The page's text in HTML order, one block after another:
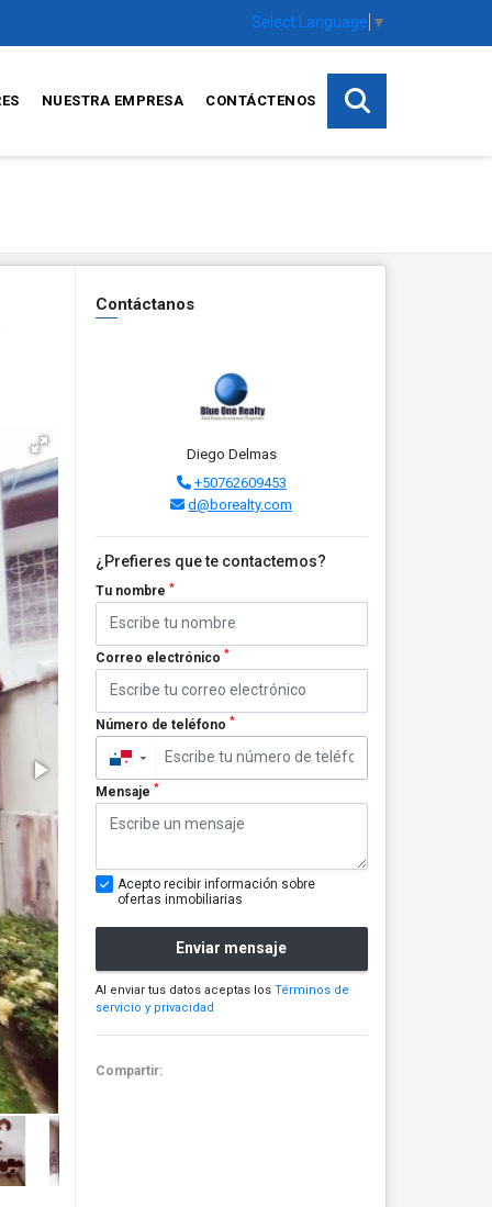
Select Language ▼
NUESTRA EMPRESA CONTÁCTENOS
Contáctanos
Diego Delmas
+50762609453
d@borealty.com
¿Prefieres que te contactemos?
Tu nombre *
Correo electrónico *
Número de teléfono *
▼
Mensaje *
Acepto recibir información sobre
ofertas inmobiliarias
Enviar mensaje
Al enviar tus datos aceptas los Términos de
servicio y privacidad
Compartir: